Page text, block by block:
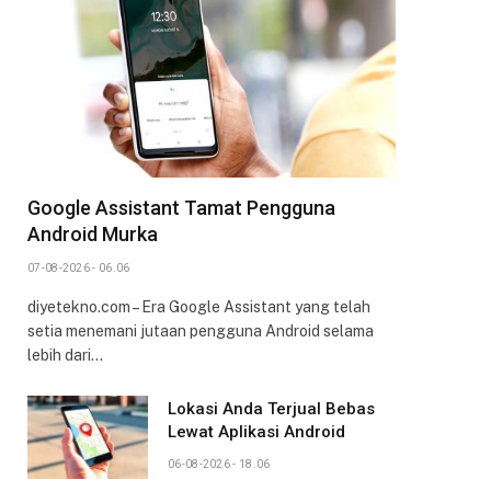
Google Assistant Tamat Pengguna
Android Murka
07-08-2026 - 06.06
diyetekno.com – Era Google Assistant yang telah
setia menemani jutaan pengguna Android selama
lebih dari…
Lokasi Anda Terjual Bebas
Lewat Aplikasi Android
06-08-2026 - 18.06